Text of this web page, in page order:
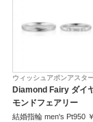
※婚約指輪はセンタ
ウィッシュアポンアスタ
Diamond Fairy ダイ
モンドフェアリー
結婚指輪 men's Pt950